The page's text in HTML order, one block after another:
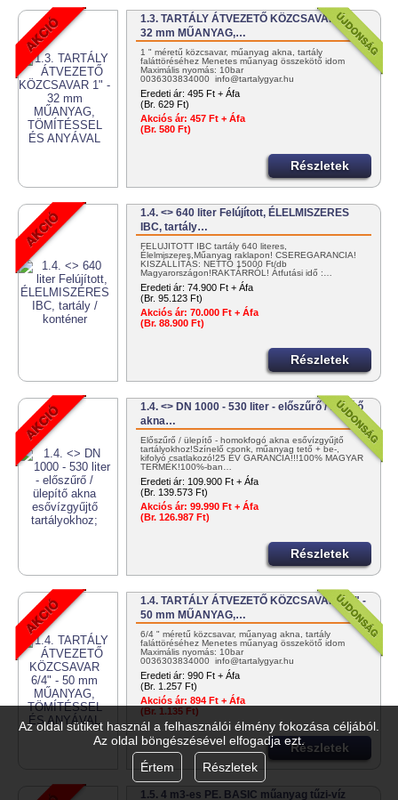
Az oldal sütiket használ a felhasználói élmény fokozása céljából.
Az oldal böngészésével elfogadja ezt.
Értem
Részletek
1.3. TARTÁLY ÁTVEZETŐ KÖZCSAVAR 1" -
32 mm MŰANYAG,…
1 " méretű közcsavar, műanyag akna, tartály
faláttöréséhez Menetes műanyag összekötő idom
Maximális nyomás: 10bar
0036303834000 info@tartalygyar.hu
Eredeti ár: 495 Ft + Áfa
(Br. 629 Ft)
Akciós ár: 457 Ft + Áfa
(Br. 580 Ft)
Részletek
1.4. <> 640 liter Felújított, ÉLELMISZERES
IBC, tartály…
FELÚJÍTOTT IBC tartály 640 literes,
Élelmiszeres,Műanyag raklapon! CSEREGARANCIA!
KISZÁLLÍTÁS: NETTÓ 15000 Ft/db
Magyarországon!RAKTÁRRÓL! Átfutási idő :…
Eredeti ár: 74.900 Ft + Áfa
(Br. 95.123 Ft)
Akciós ár: 70.000 Ft + Áfa
(Br. 88.900 Ft)
Részletek
1.4. <> DN 1000 - 530 liter - előszűrő / ülepítő
akna…
Előszűrő / ülepítő - homokfogó akna esővízgyűjtő
tartályokhoz!Színelő csonk, műanyag tető + be-,
kifolyó csatlakozó!25 ÉV GARANCIA!!!100% MAGYAR
TERMÉK!100%-ban…
Eredeti ár: 109.900 Ft + Áfa
(Br. 139.573 Ft)
Akciós ár: 99.990 Ft + Áfa
(Br. 126.987 Ft)
Részletek
1.4. TARTÁLY ÁTVEZETŐ KÖZCSAVAR 6/4" -
50 mm MŰANYAG,…
6/4 " méretű közcsavar, műanyag akna, tartály
faláttöréséhez Menetes műanyag összekötő idom
Maximális nyomás: 10bar
0036303834000 info@tartalygyar.hu
Eredeti ár: 990 Ft + Áfa
(Br. 1.257 Ft)
Akciós ár: 894 Ft + Áfa
(Br. 1.135 Ft)
Részletek
1.5. 4 m3-es PE. BASIC műanyag tűzi-víz